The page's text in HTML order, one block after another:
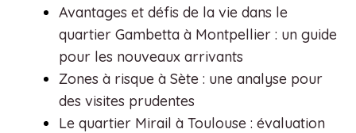
Avantages et défis de la vie dans le
quartier Gambetta à Montpellier : un guide
pour les nouveaux arrivants
Zones à risque à Sète : une analyse pour
des visites prudentes
Le quartier Mirail à Toulouse : évaluation